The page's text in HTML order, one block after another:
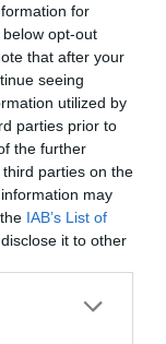
for
opt-out
that after your
seeing
utilized by
parties prior to
the further
parties on the
may
IAB’s List of
it to other
or more Google